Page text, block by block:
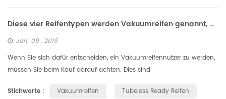
Diese vier Reifentypen werden Vakuumreifen genannt, aber sie sind völlig verschieden!
Jan. 09 , 2019
Wenn Sie sich dafür entscheiden, ein Vakuumreifennutzer zu werden,
müssen Sie beim Kauf darauf achten. Dies sind
tle und ustKenns...
Stichworte : Vakuumreifen
Tubeless Ready Reifen